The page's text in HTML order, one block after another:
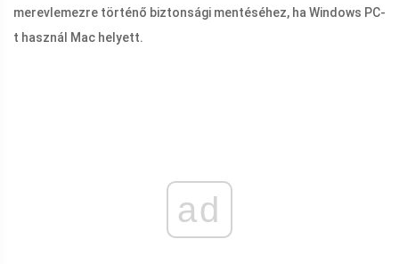
merevlemezre történő biztonsági mentéséhez, ha Windows PC-
t használ Mac helyett.
ad